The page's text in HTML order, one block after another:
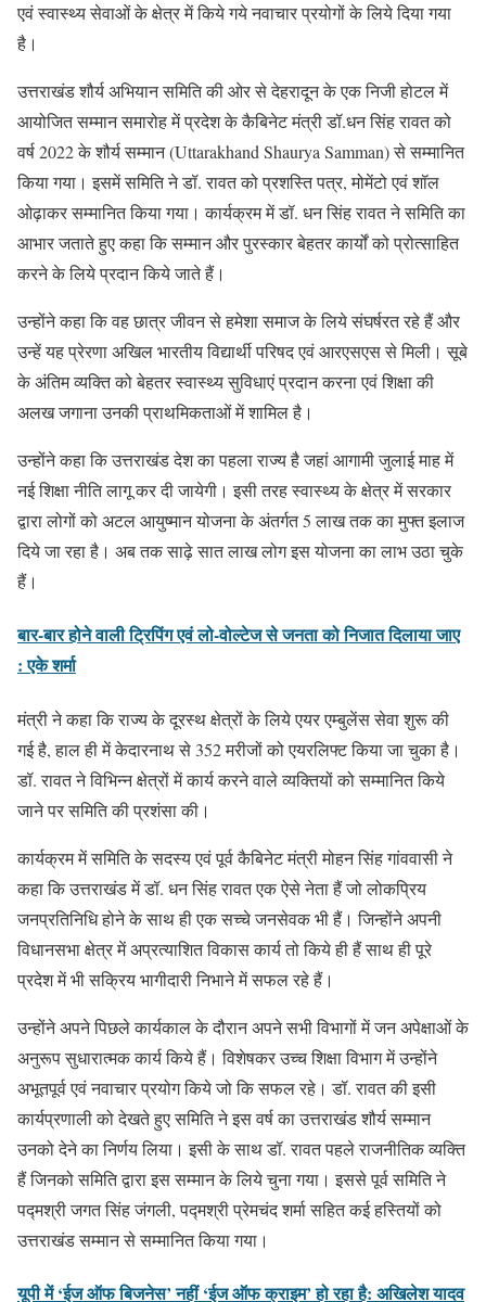
एवं स्वास्थ्य सेवाओं के क्षेत्र में किये गये नवाचार प्रयोगों के लिये दिया गया
है।
उत्तराखंड शौर्य अभियान समिति की ओर से देहरादून के एक निजी होटल में
आयोजित सम्मान समारोह में प्रदेश के कैबिनेट मंत्री डॉ.धन सिंह रावत को
वर्ष 2022 के शौर्य सम्मान (Uttarakhand Shaurya Samman) से सम्मानित
किया गया। इसमें समिति ने डॉ. रावत को प्रशस्ति पत्र, मोमेंटो एवं शॉल
ओढ़ाकर सम्मानित किया गया। कार्यक्रम में डॉ. धन सिंह रावत ने समिति का
आभार जताते हुए कहा कि सम्मान और पुरस्कार बेहतर कार्यों को प्रोत्साहित
करने के लिये प्रदान किये जाते हैं।
उन्होंने कहा कि वह छात्र जीवन से हमेशा समाज के लिये संघर्षरत रहे हैं और
उन्हें यह प्रेरणा अखिल भारतीय विद्यार्थी परिषद एवं आरएसएस से मिली। सूबे
के अंतिम व्यक्ति को बेहतर स्वास्थ्य सुविधाएं प्रदान करना एवं शिक्षा की
अलख जगाना उनकी प्राथमिकताओं में शामिल है।
उन्होंने कहा कि उत्तराखंड देश का पहला राज्य है जहां आगामी जुलाई माह में
नई शिक्षा नीति लागू कर दी जायेगी। इसी तरह स्वास्थ्य के क्षेत्र में सरकार
द्वारा लोगों को अटल आयुष्मान योजना के अंतर्गत 5 लाख तक का मुफ्त इलाज
दिये जा रहा है। अब तक साढ़े सात लाख लोग इस योजना का लाभ उठा चुके
हैं।
बार-बार होने वाली ट्रिपिंग एवं लो-वोल्टेज से जनता को निजात दिलाया जाए
: एके शर्मा
मंत्री ने कहा कि राज्य के दूरस्थ क्षेत्रों के लिये एयर एम्बुलेंस सेवा शुरू की
गई है, हाल ही में केदारनाथ से 352 मरीजों को एयरलिफ्ट किया जा चुका है।
डॉ. रावत ने विभिन्न क्षेत्रों में कार्य करने वाले व्यक्तियों को सम्मानित किये
जाने पर समिति की प्रशंसा की।
कार्यक्रम में समिति के सदस्य एवं पूर्व कैबिनेट मंत्री मोहन सिंह गांववासी ने
कहा कि उत्तराखंड में डॉ. धन सिंह रावत एक ऐसे नेता हैं जो लोकप्रिय
जनप्रतिनिधि होने के साथ ही एक सच्चे जनसेवक भी हैं। जिन्होंने अपनी
विधानसभा क्षेत्र में अप्रत्याशित विकास कार्य तो किये ही हैं साथ ही पूरे
प्रदेश में भी सक्रिय भागीदारी निभाने में सफल रहे हैं।
उन्होंने अपने पिछले कार्यकाल के दौरान अपने सभी विभागों में जन अपेक्षाओं के
अनुरूप सुधारात्मक कार्य किये हैं। विशेषकर उच्च शिक्षा विभाग में उन्होंने
अभूतपूर्व एवं नवाचार प्रयोग किये जो कि सफल रहे। डॉ. रावत की इसी
कार्यप्रणाली को देखते हुए समिति ने इस वर्ष का उत्तराखंड शौर्य सम्मान
उनको देने का निर्णय लिया। इसी के साथ डॉ. रावत पहले राजनीतिक व्यक्ति
हैं जिनको समिति द्वारा इस सम्मान के लिये चुना गया। इससे पूर्व समिति ने
पद्मश्री जगत सिंह जंगली, पद्मश्री प्रेमचंद शर्मा सहित कई हस्तियों को
उत्तराखंड सम्मान से सम्मानित किया गया।
यूपी में ‘ईज ऑफ बिजनेस’ नहीं ‘ईज ऑफ क्राइम’ हो रहा है: अखिलेश यादव